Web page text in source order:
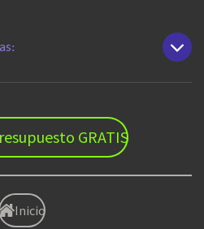
GRATIS
Inicio